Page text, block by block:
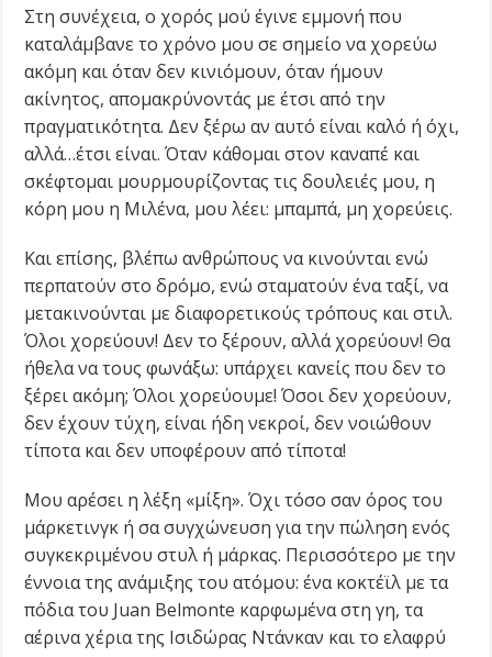
Στη συνέχεια, ο χορός μού έγινε εμμονή που
καταλάμβανε το χρόνο μου σε σημείο να χορεύω
ακόμη και όταν δεν κινιόμουν, όταν ήμουν
ακίνητος, απομακρύνοντάς με έτσι από την
πραγματικότητα. Δεν ξέρω αν αυτό είναι καλό ή όχι,
αλλά…έτσι είναι. Όταν κάθομαι στον καναπέ και
σκέφτομαι μουρμουρίζοντας τις δουλειές μου, η
κόρη μου η Μιλένα, μου λέει: μπαμπά, μη χορεύεις.
Και επίσης, βλέπω ανθρώπους να κινούνται ενώ
περπατούν στο δρόμο, ενώ σταματούν ένα ταξί, να
μετακινούνται με διαφορετικούς τρόπους και στιλ.
Όλοι χορεύουν! Δεν το ξέρουν, αλλά χορεύουν! Θα
ήθελα να τους φωνάξω: υπάρχει κανείς που δεν το
ξέρει ακόμη; Όλοι χορεύουμε! Όσοι δεν χορεύουν,
δεν έχουν τύχη, είναι ήδη νεκροί, δεν νοιώθουν
τίποτα και δεν υποφέρουν από τίποτα!
Μου αρέσει η λέξη «μίξη». Όχι τόσο σαν όρος του
μάρκετινγκ ή σα συγχώνευση για την πώληση ενός
συγκεκριμένου στυλ ή μάρκας. Περισσότερο με την
έννοια της ανάμιξης του ατόμου: ένα κοκτέϊλ με τα
πόδια του Juan Belmonte καρφωμένα στη γη, τα
αέρινα χέρια της Ισιδώρας Ντάνκαν και το ελαφρύ